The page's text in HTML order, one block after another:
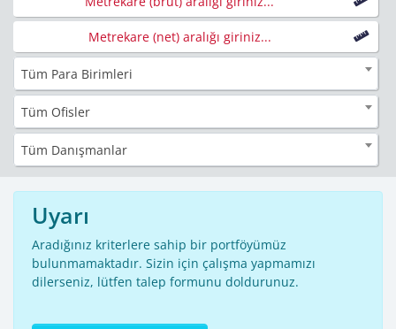
Metrekare (net) aralığı giriniz...
Tüm Para Birimleri
Tüm Ofisler
Tüm Danışmanlar
Uyarı
Aradığınız kriterlere sahip bir portföyümüz
bulunmamaktadır. Sizin için çalışma yapmamızı
dilerseniz, lütfen talep formunu doldurunuz.